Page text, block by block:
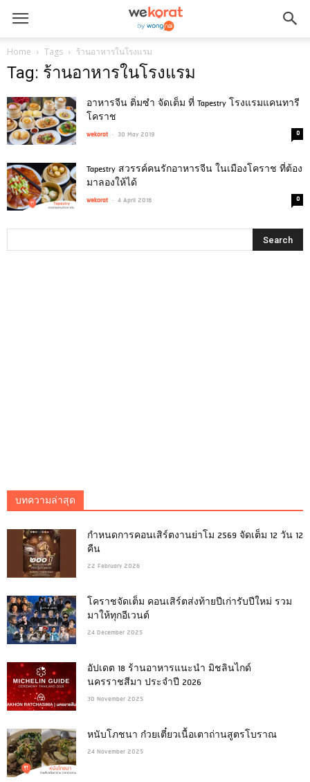
Home Tags ร้านอาหารในโรงแรม
Tag: ร้านอาหารในโรงแรม
อาหารจีน ติ่มซำ จัดเต็ม ที่ Tapestry โรงแรมแคนทารี
โคราช
wekorat - 30 May 2019 0
Tapestry สวรรค์คนรักอาหารจีน ในเมืองโคราช ที่ต้อง
มาลองให้ได้
wekorat - 4 April 2018 0
บทความล่าสุด
กำหนดการคอนเสิร์ตงานย่าโม 2569 จัดเต็ม 12 วัน 12
คืน
22 February 2026
โคราชจัดเต็ม คอนเสิร์ตส่งท้ายปีเก่ารับปีใหม่ รวม
มาให้ทุกอีเวนต์
24 December 2025
อัปเดต 18 ร้านอาหารแนะนำ มิชลินไกด์
นครราชสีมา ประจำปี 2026
30 November 2025
หนับโภชนา ก๋วยเตี๋ยวเนื้อเตาถ่านสูตรโบราณ
24 November 2025